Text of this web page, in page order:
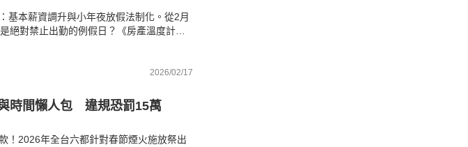
基本薪資調升與小年夜放假法制化。從2月
絕對禁止出勤的例假日？《房產溫度計》
2026/02/17
時間懶人包 違規恐罰15萬
！2026年全台六都針對春節煙火施放祭出